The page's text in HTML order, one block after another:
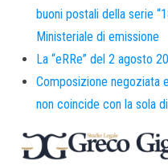
buoni postali della serie
Ministeriale di emissione
La “eRRe” del 2 agosto
Composizione negoziata
non coincide con la sola